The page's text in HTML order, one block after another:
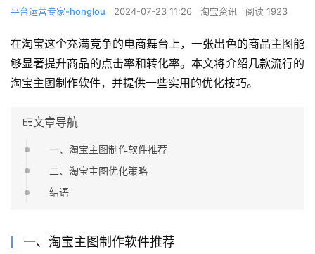
平台运营专家-honglou 2024-07-23 11:26 淘宝资讯 阅读 1923
在淘宝这个充满竞争的电商舞台上，一张出色的商品主图能
够显著提升商品的点击率和转化率。本文将介绍几款流行的
淘宝主图制作软件，并提供一些实用的优化技巧。
文章导航
一、淘宝主图制作软件推荐
二、淘宝主图优化策略
结语
一、淘宝主图制作软件推荐